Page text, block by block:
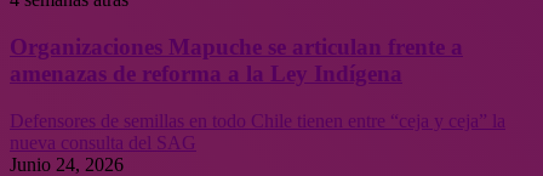
Organizaciones Mapuche se articulan frente a
amenazas de reforma a la Ley Indígena
Defensores de semillas en todo Chile tienen entre “ceja y ceja” la
nueva consulta del SAG
Junio 24, 2026